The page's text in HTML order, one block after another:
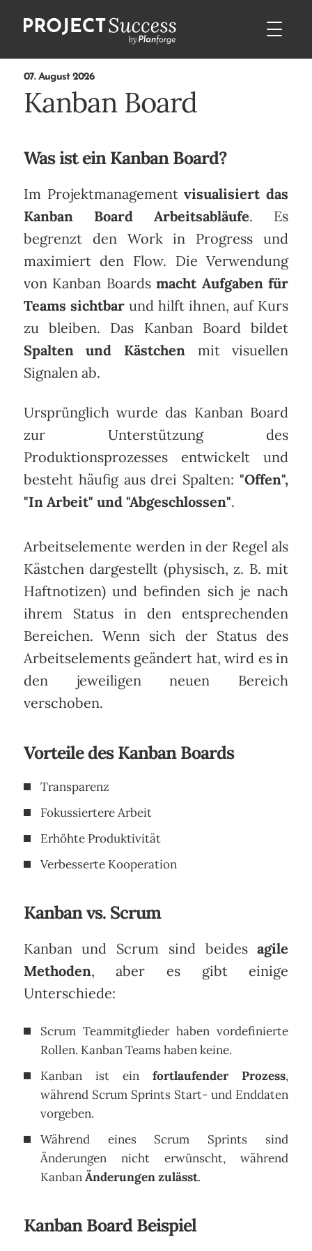
07. August 2026
Kanban Board
Was ist ein Kanban Board?
Im Projektmanagementvisualisiert das
Kanban Board Arbeitsabläufe. Es
begrenzt den Work in Progress und
maximiert den Flow. Die Verwendung
von Kanban Boardsmacht Aufgaben für
Teams sichtbarund hilft ihnen, auf Kurs
zu bleiben. Das Kanban Board bildet
Spalten und Kästchen mit visuellen
Signalen ab.
Ursprünglich wurde das Kanban Board
zur Unterstützung des
Produktionsprozesses entwickelt und
besteht häufig aus drei Spalten:"Offen",
"In Arbeit" und "Abgeschlossen".
Arbeitselemente werden in der Regel als
Kästchen dargestellt (physisch, z. B. mit
Haftnotizen) und befinden sich je nach
ihrem Status in den entsprechenden
Bereichen. Wenn sich der Status des
Arbeitselements geändert hat, wird es in
den jeweiligen neuen Bereich
verschoben.
Vorteile des Kanban Boards
Transparenz
Fokussiertere Arbeit
Erhöhte Produktivität
Verbesserte Kooperation
Kanban vs. Scrum
Kanban und Scrum sind beidesagile
Methoden, aber es gibt einige
Unterschiede:
Scrum Teammitglieder haben vordefinierte
Rollen. Kanban Teams haben keine.
Kanban ist einfortlaufender Prozess,
während Scrum Sprints Start- und Enddaten
vorgeben.
Während eines Scrum Sprints sind
Änderungen nicht erwünscht, während
KanbanÄnderungen zulässt.
Kanban Board Beispiel